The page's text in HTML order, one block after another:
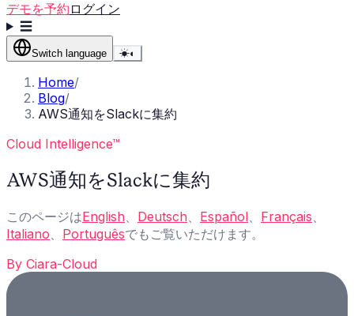
デモを予約 ログイン
☰
Switch language ☀◐
Home/
Blog/
AWS通知をSlackに集約
Cloud Intelligence™
AWS通知をSlackに集約
このページはEnglish Deutsch Español Français
Italiano
Portuguêsでもご覧いただけます。
By Ciara-Cloud